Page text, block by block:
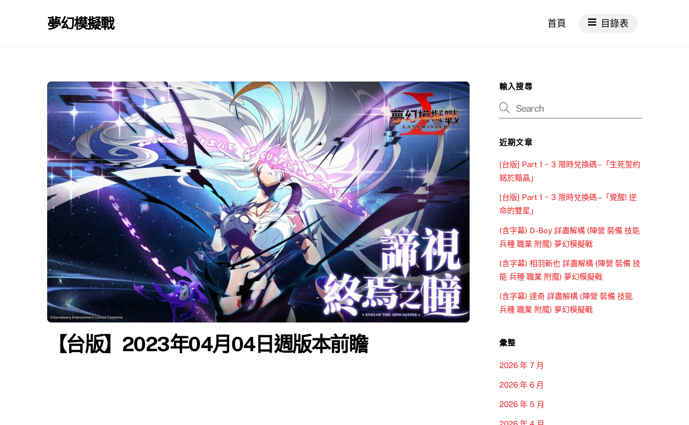
夢幻模擬戰 首頁 目錄表
【台版】2023年04月04日週版本前瞻
輸入搜尋
近期文章
[台版] Part 1 ~ 3 限時兌換碼 –「生死誓約
銘於黯晶」
[台版] Part 1 ~ 3 限時兌換碼 –「覺醒! 逆
命的雙星」
(含字幕) D-Boy 詳盡解構 (陣營 裝備 技能
兵種 職業 附魔) 夢幻模擬戰
(含字幕) 相羽新也 詳盡解構 (陣營 裝備 技
能 兵種 職業 附魔) 夢幻模擬戰
(含字幕) 達奇 詳盡解構 (陣營 裝備 技能
兵種 職業 附魔) 夢幻模擬戰
彙整
2026 年 7 月
2026 年 6 月
2026 年 5 月